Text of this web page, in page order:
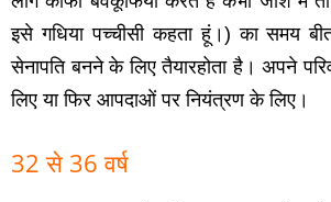
इसे गधिया पच्‍चीसी कहता हूं।) का समय
सेनापति बनने के लिए तैयारहोता है। अपने
लिए या फिर आपदाओं पर नियं‍त्रण के लिए।
32 से 36 वर्ष